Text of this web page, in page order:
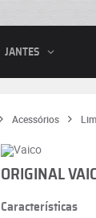
JANTES
Acessórios
ORIGINAL
Características